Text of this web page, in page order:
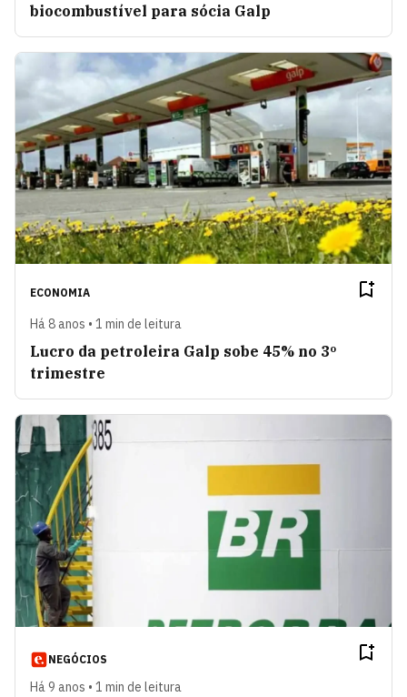
biocombustível para sócia Galp
ECONOMIA
Há 8 anos • 1 min de leitura
Lucro da petroleira Galp sobe 45% no 3º
trimestre
NEGÓCIOS
Há 9 anos • 1 min de leitura